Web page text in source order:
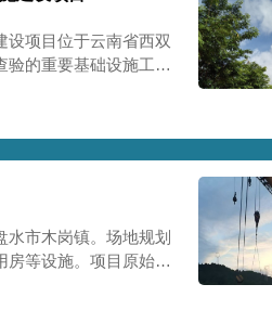
设项目位于云南省西双
验的重要基础设施工
除不均匀沉降，满足
市木岗镇。场地规划
房等设施。项目原始场
受货物堆放荷载，对